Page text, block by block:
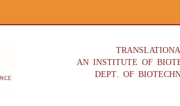
AN INSTITUTE OF
DEPT. OF